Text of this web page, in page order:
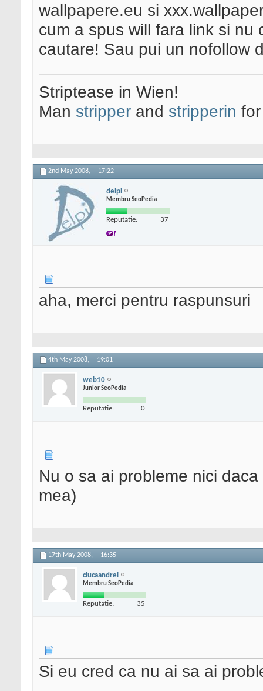
wallpapere.eu si
cum a spus will fara link si
cautare! Sau pui un nofollow
Striptease in Wien!
Man stripper and stripperin
2nd May 2008, 17:22
delpi
Membru SeoPedia
Reputatie: 37
aha, merci pentru raspunsuri
4th May 2008, 19:01
web10
Junior SeoPedia
Reputatie: 0
Nu o sa ai probleme nici
mea)
17th May 2008, 16:35
ciucaandrei
Membru SeoPedia
Reputatie: 35
Si eu cred ca nu ai sa ai